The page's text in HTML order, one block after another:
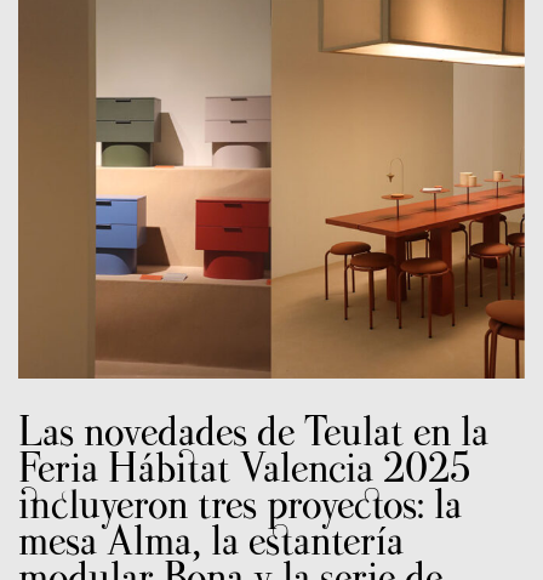
Las novedades de Teulat en la
Feria Hábitat Valencia 2025
incluyeron tres proyectos: la
mesa Alma, la estantería